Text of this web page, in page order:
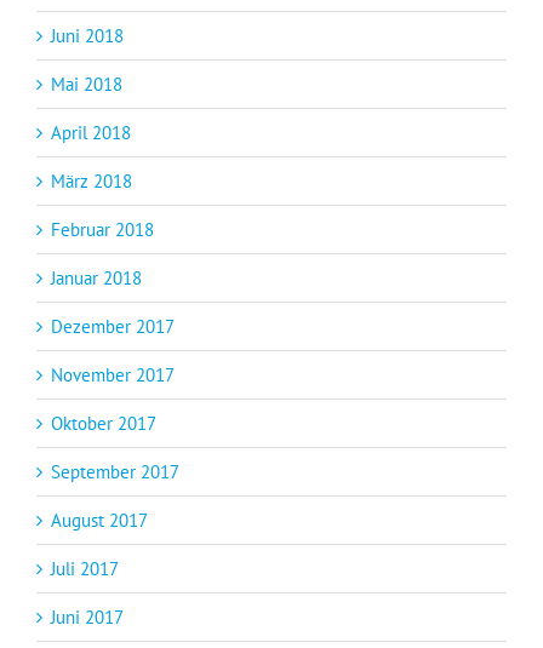
Juni 2018
Mai 2018
April 2018
März 2018
Februar 2018
Januar 2018
Dezember 2017
November 2017
Oktober 2017
September 2017
August 2017
Juli 2017
Juni 2017